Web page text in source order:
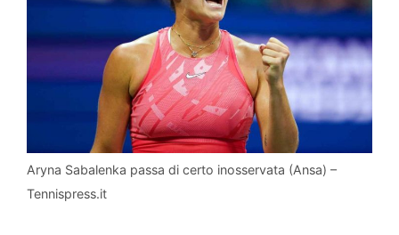
Aryna Sabalenka passa di certo inosservata (Ansa) –
Tennispress.it